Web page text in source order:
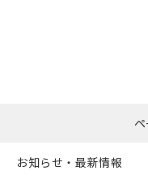
お知らせ・最新情報